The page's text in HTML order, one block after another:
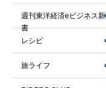
週刊東洋経済eビジネス新
書
レシピ
旅ライフ